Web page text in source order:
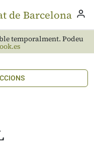
temporalment. Podeu